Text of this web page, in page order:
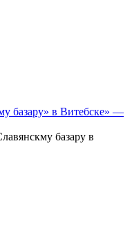
базару» в Витебске» —
базару в